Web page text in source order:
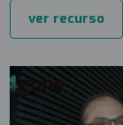
ver recurso